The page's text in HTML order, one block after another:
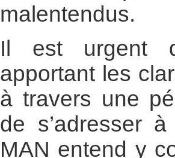
malentendus.
Il est urgent
apportant les
à travers une
de s’adresser
MAN entend y